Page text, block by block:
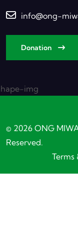
info@ong-
Donation
© 2026 ONG
Reserved.
Terms